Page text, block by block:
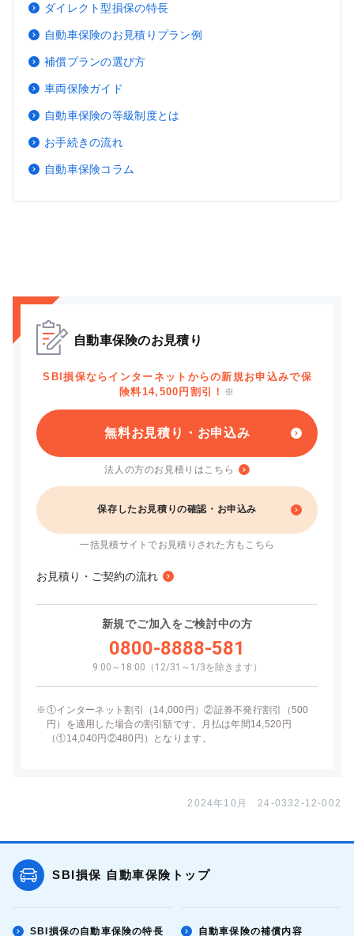
ダイレクト型損保の特長
自動車保険のお見積りプラン例
補償プランの選び方
車両保険ガイド
自動車保険の等級制度とは
お手続きの流れ
自動車保険コラム
自動車保険のお見積り
SBI損保ならインターネットからの新規お申込みで保
険料14,500円割引！ ※
無料お見積り・お申込み
法人の方のお見積りはこちら
保存したお見積りの確認・お申込み
一括見積サイトでお見積りされた方もこちら
お見積り・ご契約の流れ
新規でご加入をご検討中の方
0800-8888-581
9:00～18:00（12/31～1/3を除きます）
※①インターネット割引（14,000円）②証券不発行割引（500
円）を適用した場合の割引額です。月払は年間14,520円
（①14,040円②480円）となります。
2024年10月 24-0332-12-002
SBI損保 自動車保険トップ
SBI損保の自動車保険の特長 自動車保険の補償内容